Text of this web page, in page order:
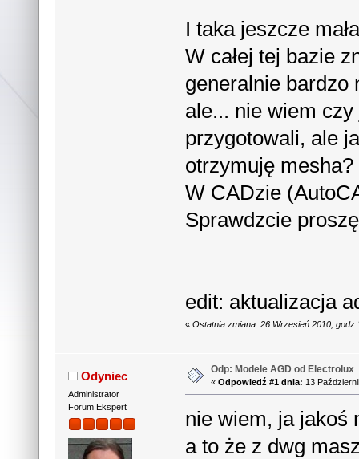
I taka jeszcze
W całej tej bazie
generalnie bardzo
ale... nie wiem
przygotowali, ale
otrzymuję mesha?
W CADzie
Sprawdzcie
edit: aktualizacja
«Ostatnia zmiana: 26 Wrzesień 2010,
Odyniec
Administrator
Forum Ekspert
Odp: Modele AGD od Electrolux
«Odpowiedź #1 dnia: 13
nie wiem, ja jakoś
a to że z dwg